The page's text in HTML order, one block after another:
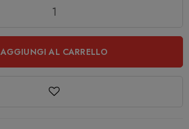
AGGIUNGI AL CARRELLO